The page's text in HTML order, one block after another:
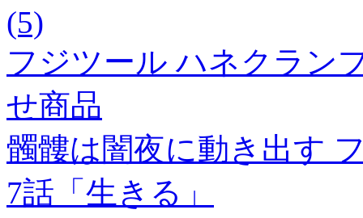
(5)
フジツール ハネクラン
せ商品
髑髏は闇夜に動き出す
7話「生きる」